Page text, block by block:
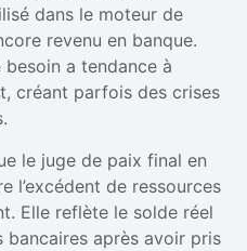
dans le moteur de
revenu en banque.
besoin a tendance à
créant parfois des crises
le juge de paix final en
l’excédent de ressources
Elle reflète le solde réel
après avoir pris